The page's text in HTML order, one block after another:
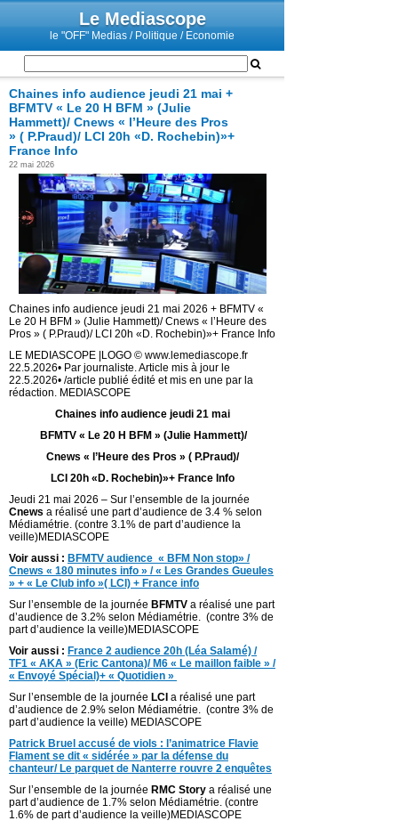
Le Mediascope
le "OFF" Medias / Politique / Economie
Chaines info audience jeudi 21 mai +
BFMTV « Le 20 H BFM » (Julie
Hammett)/ Cnews « l’Heure des Pros
» ( P.Praud)/ LCI 20h «D. Rochebin)»+
France Info
22 mai 2026
Chaines info audience jeudi 21 mai 2026 + BFMTV «
Le 20 H BFM » (Julie Hammett)/ Cnews « l’Heure des
Pros » ( P.Praud)/ LCI 20h «D. Rochebin)»+ France Info
LE MEDIASCOPE |LOGO © www.lemediascope.fr
22.5.2026• Par journaliste. Article mis à jour le
22.5.2026• /article publié édité et mis en une par la
rédaction. MEDIASCOPE
Chaines info audience jeudi 21 mai
BFMTV « Le 20 H BFM » (Julie Hammett)/
Cnews « l’Heure des Pros » ( P.Praud)/
LCI 20h «D. Rochebin)»+ France Info
Jeudi 21 mai 2026 – Sur l’ensemble de la journée
Cnews a réalisé une part d’audience de 3.4 % selon
Médiamétrie. (contre 3.1% de part d’audience la
veille)MEDIASCOPE
Voir aussi : BFMTV audience « BFM Non stop» /
Cnews « 180 minutes info » / « Les Grandes Gueules
» + « Le Club info »( LCI) + France info
Sur l’ensemble de la journée BFMTV a réalisé une part
d’audience de 3.2% selon Médiamétrie. (contre 3% de
part d’audience la veille)MEDIASCOPE
Voir aussi : France 2 audience 20h (Léa Salamé) /
TF1 « AKA » (Eric Cantona)/ M6 « Le maillon faible » /
« Envoyé Spécial)+ « Quotidien »
Sur l’ensemble de la journée LCI a réalisé une part
d’audience de 2.9% selon Médiamétrie. (contre 3% de
part d’audience la veille) MEDIASCOPE
Patrick Bruel accusé de viols : l’animatrice Flavie
Flament se dit « sidérée » par la défense du
chanteur/ Le parquet de Nanterre rouvre 2 enquêtes
Sur l’ensemble de la journée RMC Story a réalisé une
part d’audience de 1.7% selon Médiamétrie. (contre
1.6% de part d’audience la veille)MEDIASCOPE